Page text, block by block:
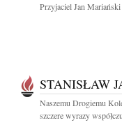
Przyjaciel Jan Mariański
STANISŁAW
Naszemu Drogiemu
szczere wyrazy